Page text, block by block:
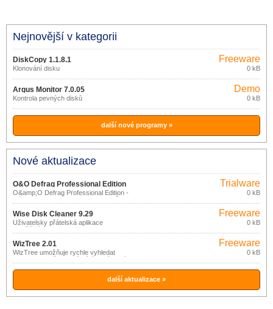
Nejnovější v kategorii
DiskCopy 1.1.8.1
Klonování disku
Freeware
0 kB
Argus Monitor 7.0.05
Kontrola pevných disků
Demo
0 kB
další nové programy »
Nové aktualizace
O&O Defrag Professional Edition
23.0.3080
O&amp;O Defrag Professional Edition -
Nástroj pro defragmentaci desktopů pro
Windows! O&amp;O Defrag Professional
Edition pro pracovní stanice s Windows,
vám umožní dosažení a udržení
nejvyššího stupně výkonu vašeho
systému.
Trialware
0 kB
Wise Disk Cleaner 9.29
Uživatelsky přátelská aplikace
umožňující na disku vyhledat a odstranit
různé dočasné a nepotřebné soubory
zabírající místo a zpomalující chod
vašeho počítače.
Freeware
0 kB
WizTree 2.01
WizTree umožňuje rychle vyhledat
soubory a složky zabírající nejvíce místa
na disku.
Freeware
0 kB
další aktualizace »